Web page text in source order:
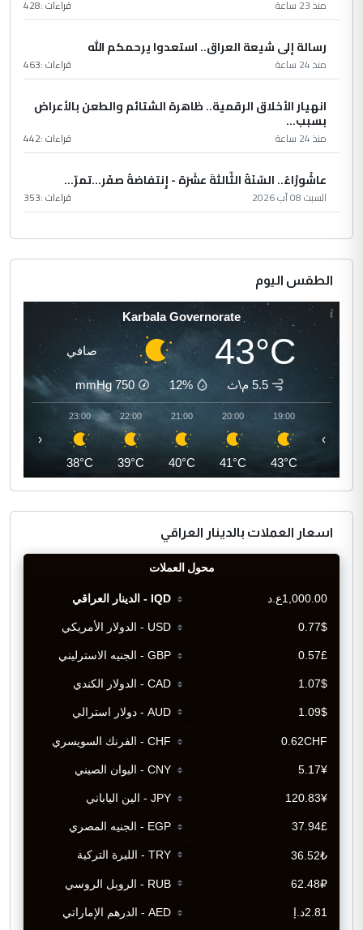
منذ 23 ساعة قراءات :428
رسالة إلى شيعة العراق.. استعدوا يرحمكم الله
منذ 24 ساعة قراءات :463
انهيار الأخلاق الرقمية.. ظاهرة الشتائم والطعن بالأعراض
بسبب...
منذ 24 ساعة قراءات :442
عاشُورْاءُ.. السّنَةُ الثّالثةَ عشَرَة - إِنتفاضةُ صفَر…تمرّ...
السبت 08 آب 2026 قراءات :353
الطقس اليوم
Karbala Governorate
43°C صافي
5.5 م\ث 12%
750
mmHg
19:00
43°C
20:00
41°C
21:00
40°C
22:00
39°C
23:00
38°C
‹ ›
اسعار العملات بالدينار العراقي